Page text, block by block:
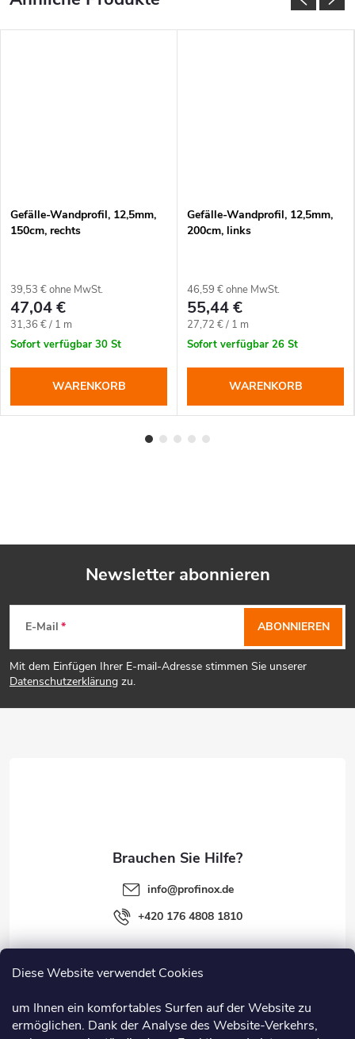
Diese Website verwendet Cookies
um Ihnen ein komfortables Surfen auf der Website zu
ermöglichen. Dank der Analyse des Website-Verkehrs,
Gefälle-Wandprofil, 12,5mm,
150cm, rechts
39,53 € ohne MwSt.
47,04 €
Verkaufspreis:
31,36 € / 1 m
Sofort verfügbar 30 St
WARENKORB
Gefälle-Wandprofil, 12,5mm,
200cm, links
46,59 € ohne MwSt.
55,44 €
Verkaufspreis:
27,72 € / 1 m
Sofort verfügbar 26 St
WARENKORB
F
u
ß
Newsletter abonnieren
E-Mail
Mit dem Einfügen Ihrer E-mail-Adresse stimmen Sie unserer
Datenschutzerklärung zu.
ABONNIEREN
Information
info@profinox.de
+420 176 4808 1810